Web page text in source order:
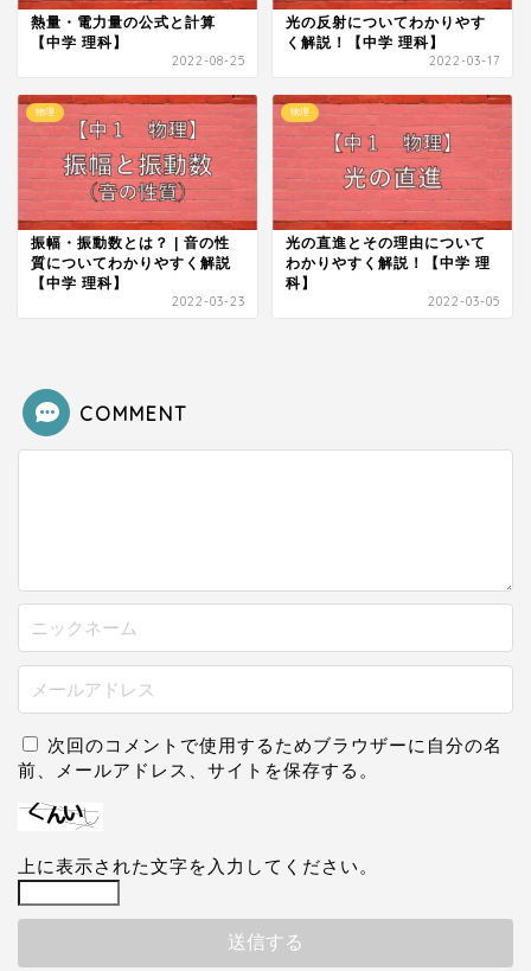
熱量・電力量の公式と計算
【中学 理科】
2022-08-25
光の反射についてわかりやす
く解説！【中学 理科】
2022-03-17
物理
振幅・振動数とは？ | 音の性
質についてわかりやすく解説
【中学 理科】
2022-03-23
物理
光の直進とその理由について
わかりやすく解説！【中学 理
科】
2022-03-05
COMMENT
次回のコメントで使用するためブラウザーに自分の名
前、メールアドレス、サイトを保存する。
上に表示された文字を入力してください。